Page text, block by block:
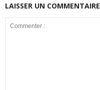
LAISSER UN COMMENTAIRE